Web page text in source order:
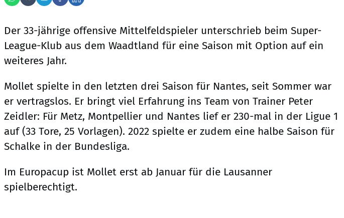
Der 33-jährige offensive Mittelfeldspieler unterschrieb beim Super-
League-Klub aus dem Waadtland für eine Saison mit Option auf ein
weiteres Jahr.
Mollet spielte in den letzten drei Saison für Nantes, seit Sommer war
er vertragslos. Er bringt viel Erfahrung ins Team von Trainer Peter
Zeidler: Für Metz, Montpellier und Nantes lief er 230-mal in der Ligue 1
auf (33 Tore, 25 Vorlagen). 2022 spielte er zudem eine halbe Saison für
Schalke in der Bundesliga.
Im Europacup ist Mollet erst ab Januar für die Lausanner
spielberechtigt.